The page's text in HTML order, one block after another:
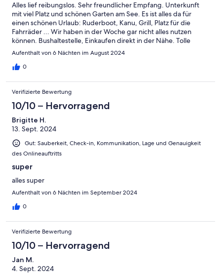
Alles lief reibungslos. Sehr freundlicher Empfang. Unterkunft
mit viel Platz und schönen Garten am See. Es ist alles da für
einen schönen Urlaub: Ruderboot, Kanu, Grill, Platz für die
Fahrräder ... Wir haben in der Woche gar nicht alles nutzen
können. Bushaltestelle, Einkaufen direkt in der Nähe. Tolle
Badestelle schnell mit dem Fahrrad zu erreichen in der Nähe.
Top Cafe mit super Essen in toller Atmosphäre mit sehr netten
Besitzeren direkt nebenan.
Aufenthalt von 6 Nächten im August 2024
0
Verifizierte Bewertung
10/10 – Hervorragend
Brigitte H.
13. Sept. 2024
Gut: Sauberkeit, Check-in, Kommunikation, Lage und Genauigkeit
des Onlineauftritts
super
alles super
Aufenthalt von 6 Nächten im September 2024
0
Verifizierte Bewertung
10/10 – Hervorragend
Jan M.
4. Sept. 2024